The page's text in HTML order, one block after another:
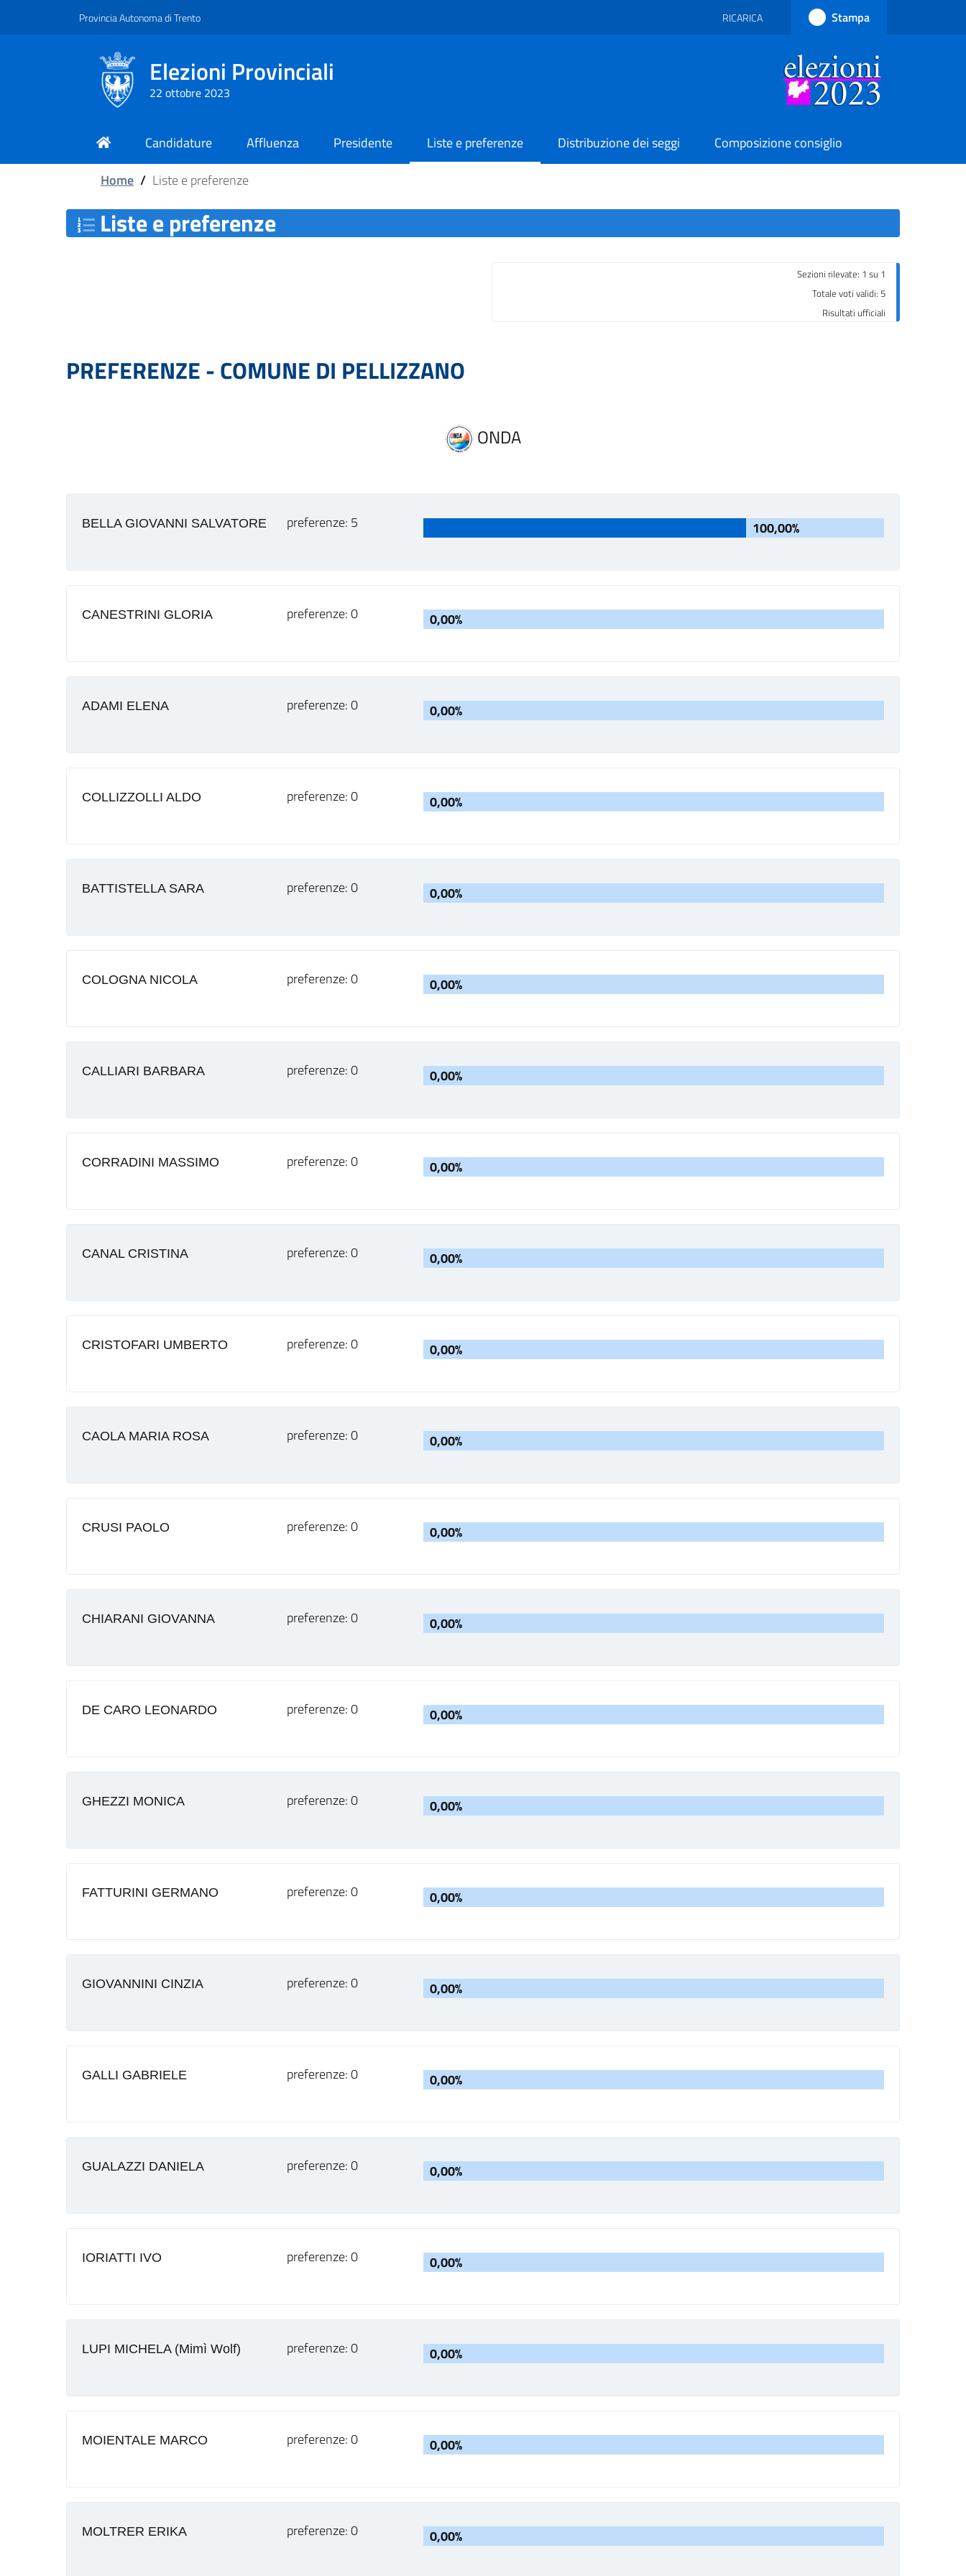
Provincia Autonoma di Trento RICARICA PAGINA
RICARICA Stampa
Elezioni Provinciali
22 ottobre 2023
Candidature Affluenza Presidente Liste e preferenze Distribuzione dei seggi
Composizione consiglio
Home / Liste e preferenze
Liste e preferenze
Sezioni rilevate: 1 su 1
Totale voti validi: 5
Risultati ufficiali
PREFERENZE - COMUNE DI PELLIZZANO
ONDA
BELLA GIOVANNI SALVATORE preferenze: 5 100,00%
CANESTRINI GLORIA preferenze: 0 0,00%
ADAMI ELENA preferenze: 0 0,00%
COLLIZZOLLI ALDO preferenze: 0 0,00%
BATTISTELLA SARA preferenze: 0 0,00%
COLOGNA NICOLA preferenze: 0 0,00%
CALLIARI BARBARA preferenze: 0 0,00%
CORRADINI MASSIMO preferenze: 0 0,00%
CANAL CRISTINA preferenze: 0 0,00%
CRISTOFARI UMBERTO preferenze: 0 0,00%
CAOLA MARIA ROSA preferenze: 0 0,00%
CRUSI PAOLO preferenze: 0 0,00%
CHIARANI GIOVANNA preferenze: 0 0,00%
DE CARO LEONARDO preferenze: 0 0,00%
GHEZZI MONICA preferenze: 0 0,00%
FATTURINI GERMANO preferenze: 0 0,00%
GIOVANNINI CINZIA preferenze: 0 0,00%
GALLI GABRIELE preferenze: 0 0,00%
GUALAZZI DANIELA preferenze: 0 0,00%
IORIATTI IVO preferenze: 0 0,00%
LUPI MICHELA (Mimì Wolf) preferenze: 0 0,00%
MOIENTALE MARCO preferenze: 0 0,00%
MOLTRER ERIKA preferenze: 0 0,00%